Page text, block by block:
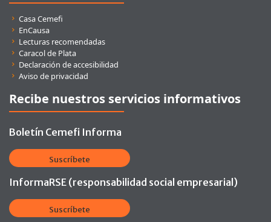
Enlaces rápidos
Casa Cemefi
EnCausa
Lecturas recomendadas
Caracol de Plata
Declaración de accesibilidad
Aviso de privacidad
Recibe nuestros servicios informativos
Boletín Cemefi Informa
Suscríbete
InformaRSE (responsabilidad social empresarial)
Suscríbete